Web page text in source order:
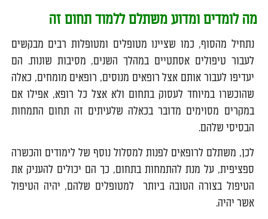
מה לומדים ומדוע משתלם ללמוד תחום זה
נתחיל מהסוף, כמו שציינו מטופלים ומטופלות רבים מבקשים
לעבור טיפולים אסתטיים במהלך השנים, מסיבות שונות. הם
יעדיפו לעבור אותם אצל רופאים מנוסים, רופאים מומחים, כאלה
שהוכשרו במיוחד לעסוק בתחום ולא אצל כל רופא, אפילו אם
במקרים מסוימים מדובר בכאלה שלעיתים זה תחום התמחות
הבסיסי שלהם.
לכן, משתלם לרופאים לפנות למסלול נוסף של לימודים והכשרה
ספציפית, על מנת להתמחות בתחום, כך הם יכולים להעניק את
הטיפול בצורה הטובה ביותר למטופלים שלהם, יהיה הטיפול
אשר יהיה.